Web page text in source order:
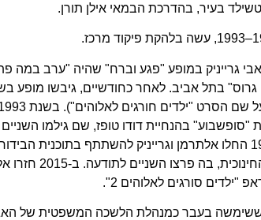
בעיר, בהדרכת הבמאי אילן תורן.
עם אבי גרייניק במופע "פגע וברח" שהיה "ערב במה
גרוס" בתל אביב. לאחר כחודשיים, גיבשו מופע
"סופשבוע" בהנחיית דודו טופז, שם גילמו
את צמד הילדים איציק וחזי. ב-1994 החלו אלתרמן וגרייניק להשתתף בתוכנית הבידור
והמערכונים "פלטפוס" בטלוויזיה החינוכית,
"ילדים סורגים לאלוהים 2".
ששימשה בעבר כמנהלת הלשכה המשפטית של